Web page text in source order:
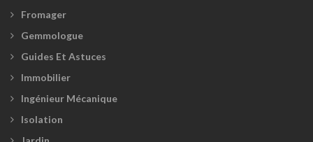
Fromager
Gemmologue
Guides Et Astuces
Immobilier
Ingénieur Mécanique
Isolation